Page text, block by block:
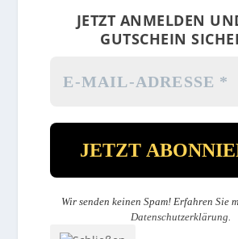
JETZT ANMELDEN
GUTSCHEIN
Wir senden keinen Spam! Erfahren Sie
Datenschutzerklärung